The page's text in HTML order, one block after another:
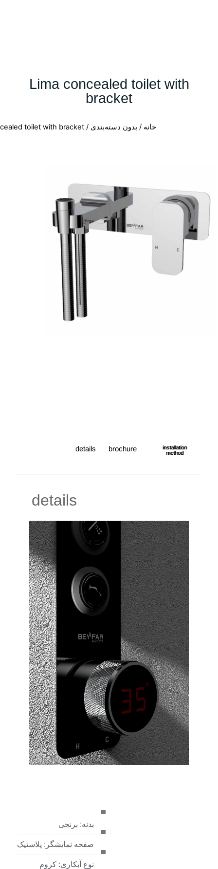
Lima concealed toilet with
bracket
خانه / بدون دسته‌بندی / Lima concealed toilet with bracket
installation
method
brochure
details
details
بدنه: برنجی
صفحه نمایشگر: پلاستیک
نوع آبکاری: کروم